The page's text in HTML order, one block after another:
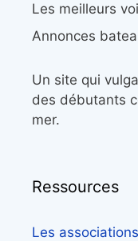
Les meilleurs
Annonces
Un site qui
des débutants
mer.
Ressources
Les